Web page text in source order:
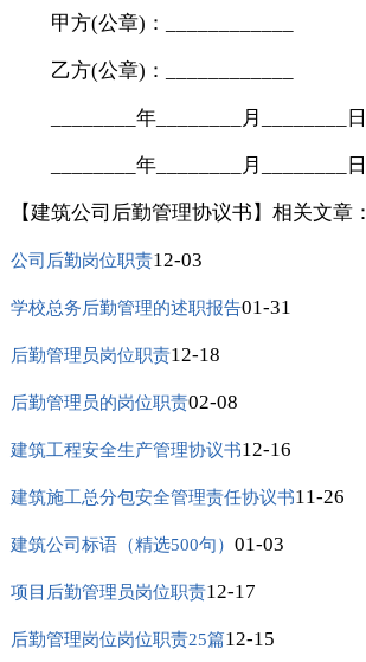
甲方(公章)：____________
乙方(公章)：____________
________年________月________日
________年________月________日
【建筑公司后勤管理协议书】相关文章：
公司后勤岗位职责12-03
学校总务后勤管理的述职报告01-31
后勤管理员岗位职责12-18
后勤管理员的岗位职责02-08
建筑工程安全生产管理协议书12-16
建筑施工总分包安全管理责任协议书11-26
建筑公司标语（精选500句） 01-03
项目后勤管理员岗位职责12-17
后勤管理岗位岗位职责25篇12-15